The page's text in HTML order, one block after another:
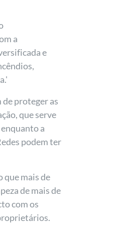
a
e
de proteger as
que serve
a
podem ter
que mais de
de mais de
com os